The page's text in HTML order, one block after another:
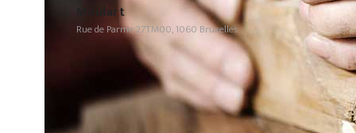
Moulart
Rue de Parme 27TM00, 1060 Bruxelles